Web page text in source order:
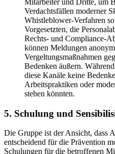
Mitarbeiter und Dritte, um
Verdachtsfällen moderner
Whistleblower-Verfahren
Vorgesetzten, die
Rechts- und Compliance-
können Meldungen
Vergeltungsmaßnahmen
Bedenken äußern.
diese Kanäle keine
Arbeitspraktiken oder
stehen könnten.
5. Schulung und
Die Gruppe ist der Ansicht, dass
entscheidend für die Prävention
Schulungen für die betroffenen